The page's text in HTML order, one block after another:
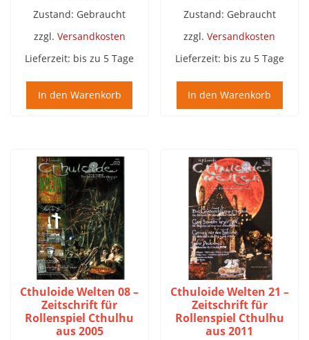
Zustand: Gebraucht
zzgl. Versandkosten
Lieferzeit: bis zu 5 Tage
In den Warenkorb
Zustand: Gebraucht
zzgl.Versandkosten
Lieferzeit: bis zu 5 Tage
In den Warenkorb
Cthuloide Welten 08 –
Zeitschrift für
Rollenspiel Cthulhu
aus 2005
Cthuloide Welten 21 –
Zeitschrift für
Rollenspiel Cthulhu
aus 2011